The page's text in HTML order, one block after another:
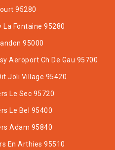
95280
La Fontaine 95280
95000
Aeroport Ch De Gau 95700
Joli Village 95420
Le Sec 95720
Le Bel 95400
Adam 95840
En Arthies 95510